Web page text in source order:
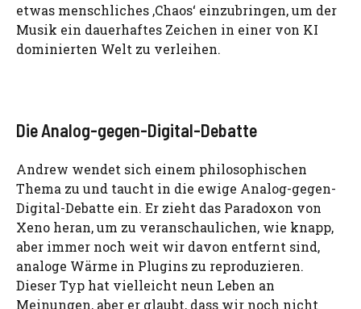
etwas menschliches ‚Chaos‘ einzubringen, um der
Musik ein dauerhaftes Zeichen in einer von KI
dominierten Welt zu verleihen.
Die Analog-gegen-Digital-Debatte
Andrew wendet sich einem philosophischen
Thema zu und taucht in die ewige Analog-gegen-
Digital-Debatte ein. Er zieht das Paradoxon von
Xeno heran, um zu veranschaulichen, wie knapp,
aber immer noch weit wir davon entfernt sind,
analoge Wärme in Plugins zu reproduzieren.
Dieser Typ hat vielleicht neun Leben an
Meinungen, aber er glaubt, dass wir noch nicht